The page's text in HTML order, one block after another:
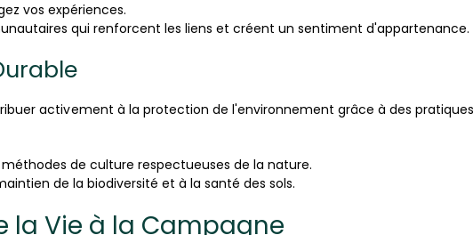
vos expériences.
qui renforcent les liens et créent un sentiment d'appartenance.
activement à la protection de l'environnement grâce à des
méthodes de culture respectueuses de la nature.
de la biodiversité et à la santé des sols.
la Vie à la Campagne